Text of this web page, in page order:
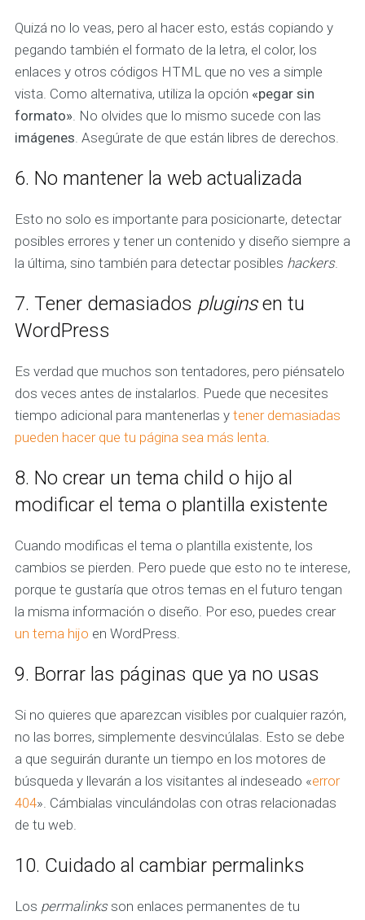
Quizá no lo veas, pero al hacer esto, estás copiando y
pegando también el formato de la letra, el color, los
enlaces y otros códigos HTML que no ves a simple
vista. Como alternativa, utiliza la opción «pegar sin
formato». No olvides que lo mismo sucede con las
imágenes. Asegúrate de que están libres de derechos.
6. No mantener la web actualizada
Esto no solo es importante para posicionarte, detectar
posibles errores y tener un contenido y diseño siempre a
la última, sino también para detectar posibles hackers.
7. Tener demasiados pluginsen tu
WordPress
Es verdad que muchos son tentadores, pero piénsatelo
dos veces antes de instalarlos. Puede que necesites
tiempo adicional para mantenerlas y tener demasiadas
pueden hacer que tu página sea más lenta.
8. No crear un tema child o hijo al
modificar el tema o plantilla existente
Cuando modificas el tema o plantilla existente, los
cambios se pierden. Pero puede que esto no te interese,
porque te gustaría que otros temas en el futuro tengan
la misma información o diseño. Por eso, puedes crear
un tema hijo en WordPress.
9. Borrar las páginas que ya no usas
Si no quieres que aparezcan visibles por cualquier razón,
no las borres, simplemente desvincúlalas. Esto se debe
a que seguirán durante un tiempo en los motores de
búsqueda y llevarán a los visitantes al indeseado «error
404». Cámbialas vinculándolas con otras relacionadas
de tu web.
10. Cuidado al cambiar permalinks
Los permalinksson enlaces permanentes de tu